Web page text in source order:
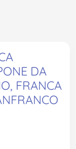
DA
FRANCA